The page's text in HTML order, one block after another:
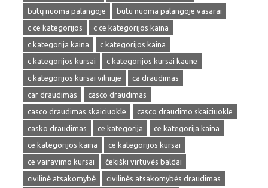
butų nuoma palangoje
butu nuoma palangoje vasarai
c ce kategorijos
c ce kategorijos kaina
c kategorija kaina
c kategorijos kaina
c kategorijos kursai
c kategorijos kursai kaune
c kategorijos kursai vilniuje
ca draudimas
car draudimas
casco draudimas
casco draudimas skaiciuokle
casco draudimo skaiciuokle
casko draudimas
ce kategorija
ce kategorija kaina
ce kategorijos kaina
ce kategorijos kursai
ce vairavimo kursai
čekiški virtuvės baldai
civilinė atsakomybė
civilinės atsakomybės draudimas